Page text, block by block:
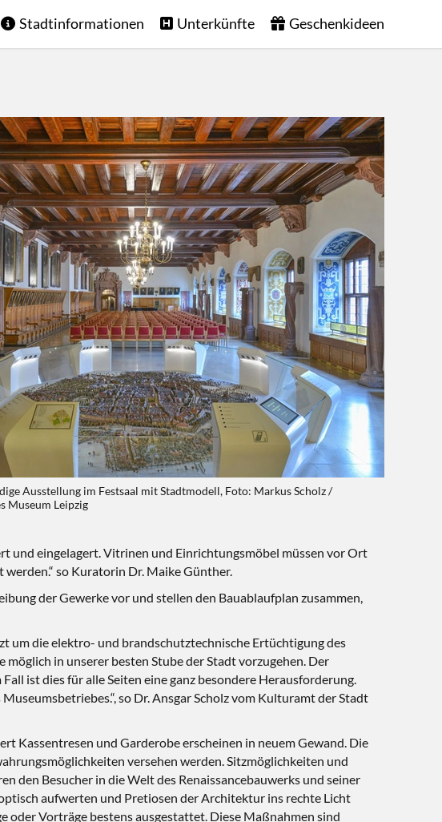
Stadtinformationen Unterkünfte Geschenkideen
Ausstellung im Festsaal mit Stadtmodell, Foto: Markus Scholz /
Museum Leipzig
und eingelagert. Vitrinen und Einrichtungsmöbel müssen vor Ort
so Kuratorin Dr. Maike Günther.
der Gewerke vor und stellen den Bauablaufplan zusammen,
um die elektro- und brandschutztechnische Ertüchtigung des
in unserer besten Stube der Stadt vorzugehen. Der
ist dies für alle Seiten eine ganz besondere Herausforderung.
so Dr. Ansgar Scholz vom Kulturamt der Stadt
Kassentresen und Garderobe erscheinen in neuem Gewand. Die
versehen werden. Sitzmöglichkeiten und
den Besucher in die Welt des Renaissancebauwerks und seiner
aufwerten und Pretiosen der Architektur ins rechte Licht
oder Vorträge bestens ausgestattet. Diese Maßnahmen sind